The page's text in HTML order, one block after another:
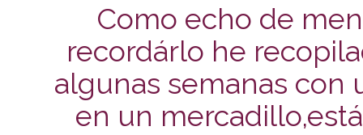
Como echo de
recordárlo he
algunas semanas con
en un